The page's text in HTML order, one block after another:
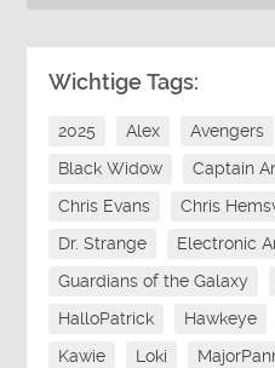
Wichtige Tags:
2025 Alex Avengers
Black Widow
Captain
Chris Evans
Chris
Dr. Strange
Electronic
Guardians of the Galaxy
HalloPatrick
Hawkeye
Kawie
Loki